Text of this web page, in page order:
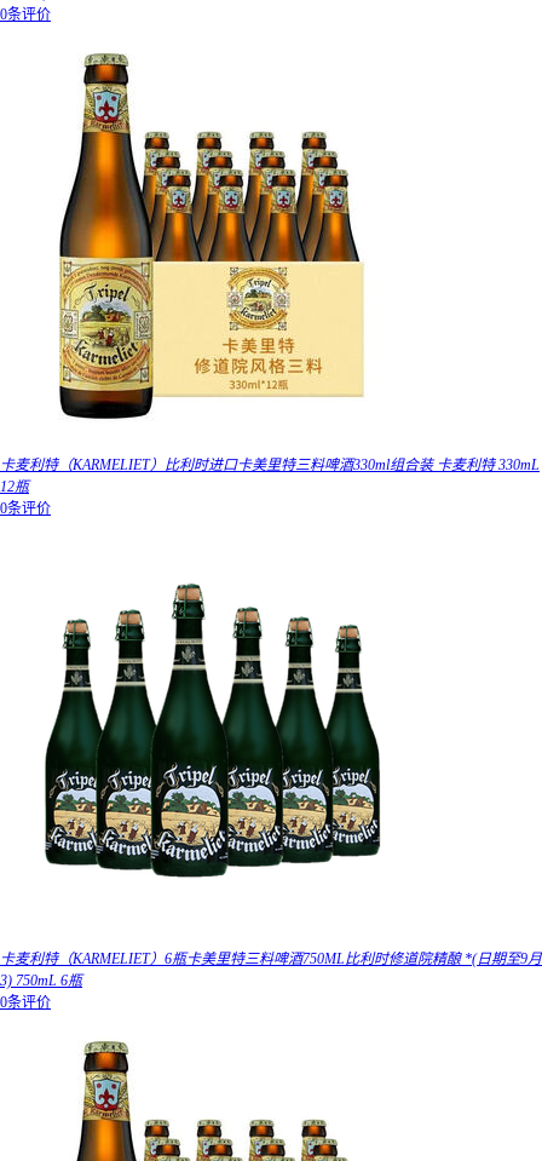
0条评价
卡麦利特（KARMELIET）比利时进口卡美里特三料啤酒330ml组合装 卡麦利特 330mL
12瓶
0条评价
卡麦利特（KARMELIET）6瓶卡美里特三料啤酒750ML比利时修道院精酿 *(日期至9月
3) 750mL 6瓶
0条评价